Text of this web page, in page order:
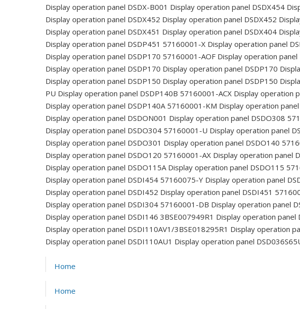
Display operation panel DSDX-B001 Display operation panel DSDX454
Display operation panel DSDX452 Display operation panel DSDX452
Display operation panel DSDX451 Display operation panel DSDX404
Display operation panel DSDP451 57160001-X Display operation panel
Display operation panel DSDP170 57160001-AOF Display operation
Display operation panel DSDP170 Display operation panel DSDP170
Display operation panel DSDP150 Display operation panel DSDP150
PU Display operation panel DSDP140B 57160001-ACX Display operation
Display operation panel DSDP140A 57160001-KM Display operation
Display operation panel DSDON001 Display operation panel DSDO308
Display operation panel DSDO304 57160001-U Display operation panel
Display operation panel DSDO301 Display operation panel DSDO140
Display operation panel DSDO120 57160001-AX Display operation panel
Display operation panel DSDO115ADisplay operation panel DSDO115
Display operation panel DSDI454 57160075-Y Display operation panel
Display operation panel DSDI452 Display operation panel DSDI451
Display operation panel DSDI304 57160001-DB Display operation panel
Display operation panel DSDI146 3BSE007949R1 Display operation panel
Display operation panel DSDI110AV1/3BSE018295R1 Display operation
Display operation panel DSDI110AU1 Display operation panel
Home
Home